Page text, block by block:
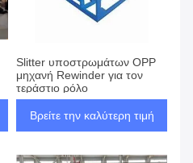
Slitter υποστρωμάτων OPP
μηχανή Rewinder για τον
τεράστιο ρόλο
Βρείτε την καλύτερη τιμή